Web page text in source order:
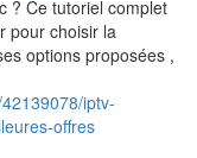
? Ce tutoriel complet
pour choisir la
options proposées ,
iptv-
offres